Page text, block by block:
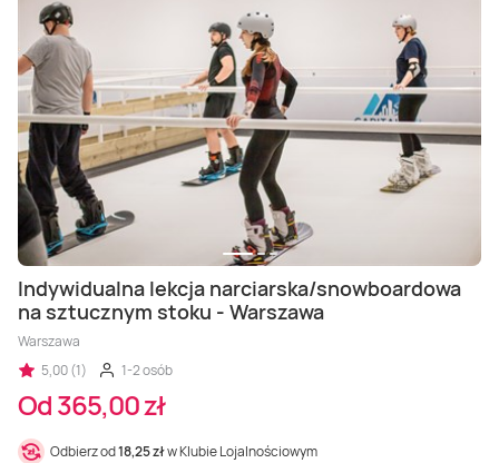
Indywidualna lekcja narciarska/snowboardowa
na sztucznym stoku - Warszawa
Warszawa
5,00 (1)
1-2 osób
Od 365,00 zł
Odbierz od18,25 złw Klubie Lojalnościowym